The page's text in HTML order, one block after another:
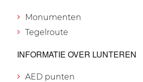
Monumenten
Tegelroute
INFORMATIE OVER LUNTEREN
AED punten